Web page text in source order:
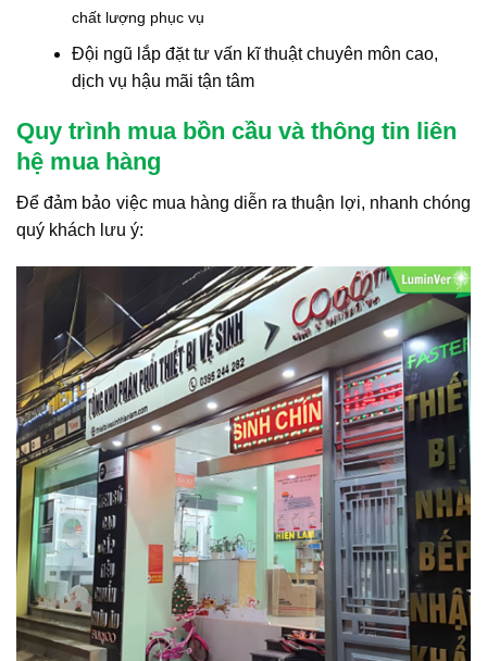
chất lượng phục vụ
Đội ngũ lắp đặt tư vấn kĩ thuật chuyên môn cao,
dịch vụ hậu mãi tận tâm
Quy trình mua bồn cầu và thông tin liên
hệ mua hàng
Để đảm bảo việc mua hàng diễn ra thuận lợi, nhanh chóng
quý khách lưu ý: